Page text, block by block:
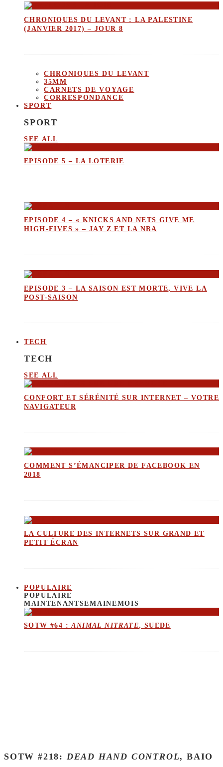
CHRONIQUES DU LEVANT : LA PALESTINE
(JANVIER 2017) – JOUR 8
CHRONIQUES DU LEVANT
35MM
CARNETS DE VOYAGE
CORRESPONDANCE
SPORT
SPORT
SEE ALL
EPISODE 5 – LA LOTERIE
EPISODE 4 – « KNICKS AND NETS GIVE ME
HIGH-FIVES » – JAY Z ET LA NBA
EPISODE 3 – LA SAISON EST MORTE, VIVE LA
POST-SAISON
TECH
TECH
SEE ALL
CONFORT ET SÉRÉNITÉ SUR INTERNET – VOTRE
NAVIGATEUR
COMMENT S’ÉMANCIPER DE FACEBOOK EN
2018
LA CULTURE DES INTERNETS SUR GRAND ET
PETIT ÉCRAN
POPULAIRE
POPULAIRE
MAINTENANTSEMAINEMOIS
SOTW #64 :ANIMAL NITRATE, SUEDE
SOTW #218: DEAD HAND CONTROL, BAIO